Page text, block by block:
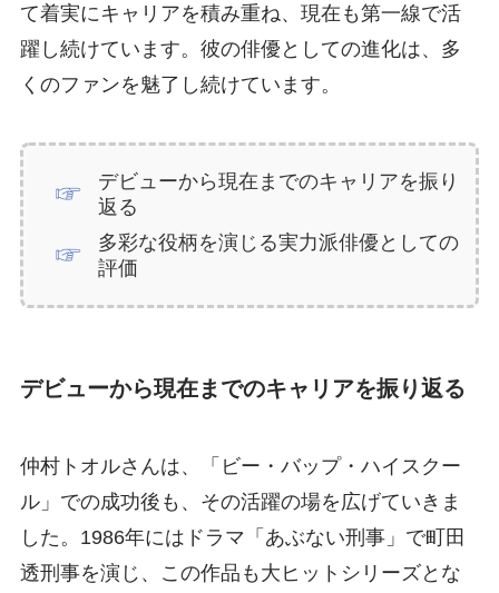
て着実にキャリアを積み重ね、現在も第一線で活
躍し続けています。彼の俳優としての進化は、多
くのファンを魅了し続けています。
デビューから現在までのキャリアを振り
返る
多彩な役柄を演じる実力派俳優としての
評価
デビューから現在までのキャリアを振り返る
仲村トオルさんは、「ビー・バップ・ハイスクー
ル」での成功後も、その活躍の場を広げていきま
した。1986年にはドラマ「あぶない刑事」で町田
透刑事を演じ、この作品も大ヒットシリーズとな